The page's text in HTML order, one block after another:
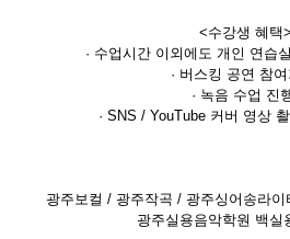
<수강생 혜택>
· 수업시간 이외에도 개인 연습
· 버스킹 공연 참여
· 녹음 수업 진
· SNS / YouTube 커버 영상
광주보컬 / 광주작곡 / 광주싱어송라
광주실용음악학원 백실